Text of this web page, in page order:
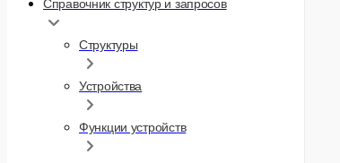
Справочник структур и запросов
Структуры
Устройства
Функции устройств